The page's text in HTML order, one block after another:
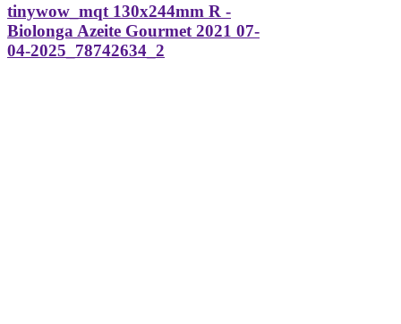
tinywow_mqt 130x244mm R -
Biolonga Azeite Gourmet 2021 07-
04-2025_78742634_2